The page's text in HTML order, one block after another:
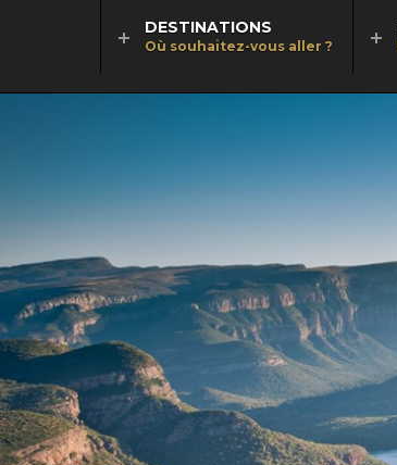
DESTINATIONS
Où souhaitez-vous aller ?